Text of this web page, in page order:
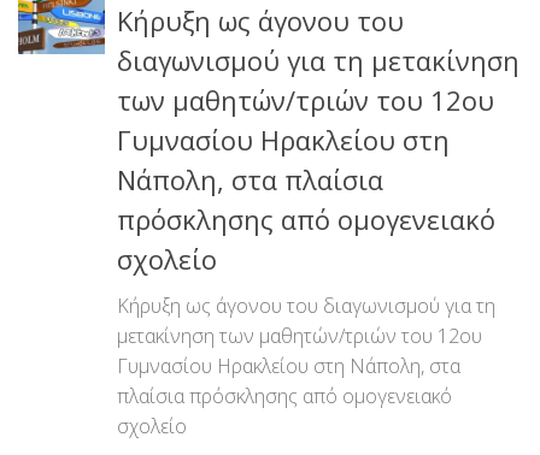
Κήρυξη ως άγονου του
διαγωνισμού για τη μετακίνηση
των μαθητών/τριών του 12ου
Γυμνασίου Ηρακλείου στη
Νάπολη, στα πλαίσια
πρόσκλησης από ομογενειακό
σχολείο
Κήρυξη ως άγονου του διαγωνισμού για τη
μετακίνηση των μαθητών/τριών του 12ου
Γυμνασίου Ηρακλείου στη Νάπολη, στα
πλαίσια πρόσκλησης από ομογενειακό
σχολείο